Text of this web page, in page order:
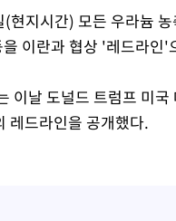
지시간) 모든 우라늄
이란과 협상 '레드라인'
이날 도널드 트럼프 미
레드라인을 공개했다.